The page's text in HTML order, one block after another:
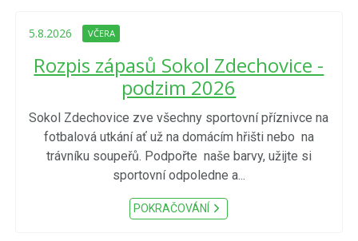
5.8.2026 VČERA
Rozpis zápasů Sokol Zdechovice -
podzim 2026
Sokol Zdechovice zve všechny sportovní příznivce na
fotbalová utkání ať už na domácím hřišti nebo na
trávníku soupeřů. Podpořte naše barvy, užijte si
sportovní odpoledne a...
POKRAČOVÁNÍ